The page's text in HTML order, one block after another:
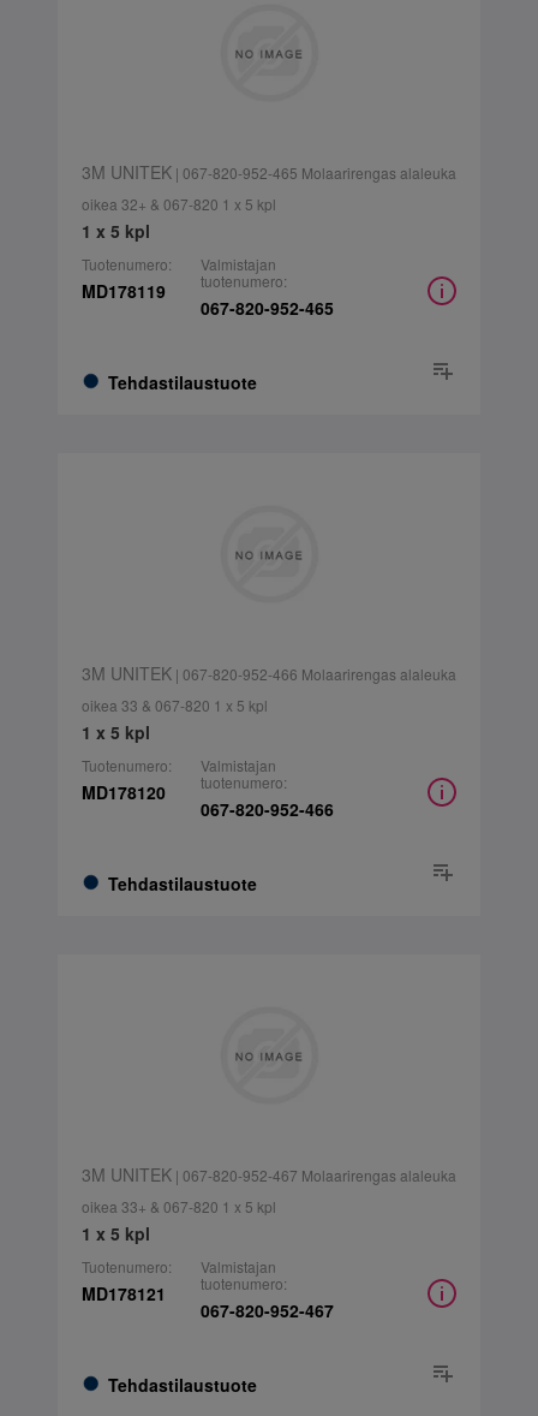
3M UNITEK| 067-820-952-465 Molaarirengas alaleuka
oikea 32+ & 067-820 1 x 5 kpl
1 x 5 kpl
Tuotenumero:
MD178119
Tehdastilaustuote
Valmistajan
tuotenumero:
067-820-952-465
3M UNITEK| 067-820-952-466 Molaarirengas alaleuka
oikea 33 & 067-820 1 x 5 kpl
1 x 5 kpl
Tuotenumero:
MD178120
Tehdastilaustuote
Valmistajan
tuotenumero:
067-820-952-466
3M UNITEK| 067-820-952-467 Molaarirengas alaleuka
oikea 33+ & 067-820 1 x 5 kpl
1 x 5 kpl
Tuotenumero:
MD178121
Tehdastilaustuote
Valmistajan
tuotenumero:
067-820-952-467